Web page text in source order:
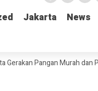
Jakarta News
Jakarta News
Murah dan Pameran